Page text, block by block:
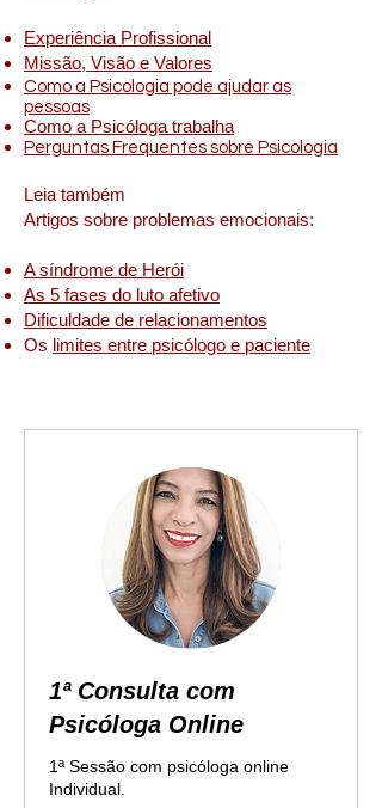
Experiência Profissional
Missão, Visão e Valores
Como a Psicologia pode ajudar as
pessoas
Como a Psicóloga trabalha
Perguntas Frequentes sobre Psicologia
Leia também
Artigos sobre problemas emocionais:
A síndrome de Herói
As 5 fases do luto afetivo
Dificuldade de relacionamentos
Os limites entre psicólogo e paciente
1ª Consulta com
Psicóloga Online
1ª Sessão com psicóloga online
Individual.